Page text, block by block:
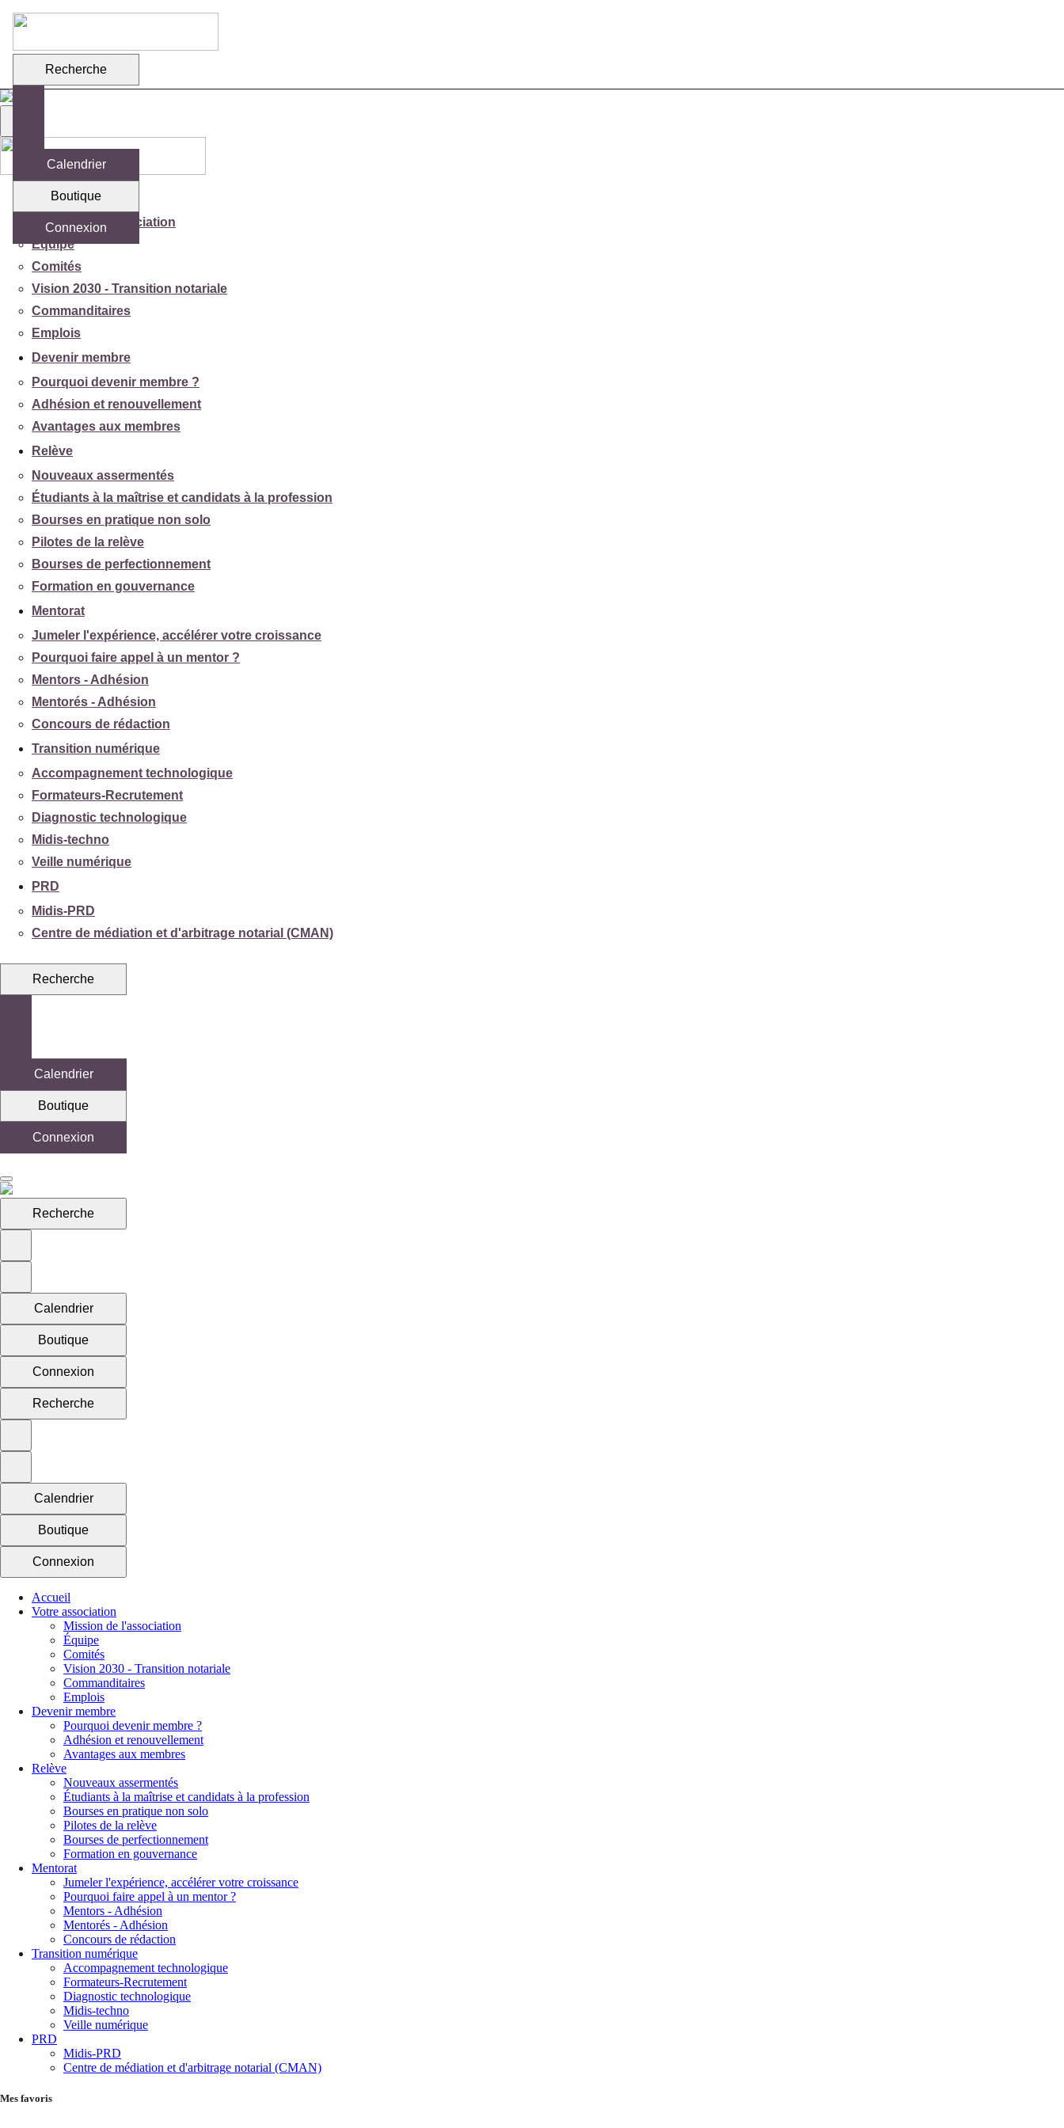
Recherche
Calendrier
Boutique
Connexion
Votre association
Mission de l'association
Équipe
Comités
Vision 2030 - Transition notariale
Commanditaires
Emplois
Devenir membre
Pourquoi devenir membre ?
Adhésion et renouvellement
Avantages aux membres
Relève
Nouveaux assermentés
Étudiants à la maîtrise et candidats à la profession
Bourses en pratique non solo
Pilotes de la relève
Bourses de perfectionnement
Formation en gouvernance
Mentorat
Jumeler l'expérience, accélérer votre croissance
Pourquoi faire appel à un mentor ?
Mentors - Adhésion
Mentorés - Adhésion
Concours de rédaction
Transition numérique
Accompagnement technologique
Formateurs-Recrutement
Diagnostic technologique
Midis-techno
Veille numérique
PRD
Midis-PRD
Centre de médiation et d'arbitrage notarial (CMAN)
Recherche
Calendrier
Boutique
Connexion
Recherche
Calendrier
Boutique
Connexion
Recherche
Calendrier
Boutique
Connexion
Accueil
Votre association
Mission de l'association
Équipe
Comités
Vision 2030 - Transition notariale
Commanditaires
Emplois
Devenir membre
Pourquoi devenir membre ?
Adhésion et renouvellement
Avantages aux membres
Relève
Nouveaux assermentés
Étudiants à la maîtrise et candidats à la profession
Bourses en pratique non solo
Pilotes de la relève
Bourses de perfectionnement
Formation en gouvernance
Mentorat
Jumeler l'expérience, accélérer votre croissance
Pourquoi faire appel à un mentor ?
Mentors - Adhésion
Mentorés - Adhésion
Concours de rédaction
Transition numérique
Accompagnement technologique
Formateurs-Recrutement
Diagnostic technologique
Midis-techno
Veille numérique
PRD
Midis-PRD
Centre de médiation et d'arbitrage notarial (CMAN)
Mes favoris